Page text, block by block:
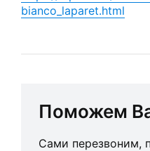
bianco_laparet.html
Поможем
Сами перезвоним,